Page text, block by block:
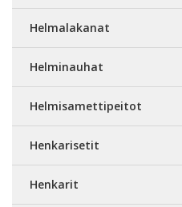
Helmalakanat
Helminauhat
Helmisamettipeitot
Henkarisetit
Henkarit